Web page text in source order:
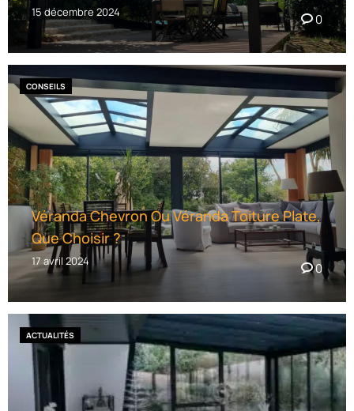
15 décembre 2024 0
Véranda Chevron Ou Véranda Toiture Plate,
Que Choisir ?
17 avril 2024
CONSEILS
0
ACTUALITÉS